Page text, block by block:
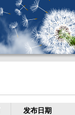
发布日期